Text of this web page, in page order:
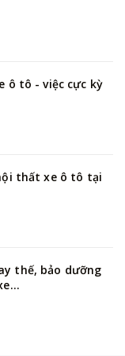
ô tô - việc cực kỳ
thất xe ô tô tại
thế, bảo dưỡng